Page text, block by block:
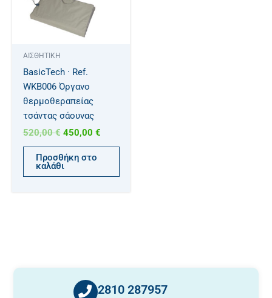
ΑΙΣΘΗΤΙΚΗ
BasicTech · Ref.
WKB006 Όργανο
θερμοθεραπείας
τσάντας σάουνας
520,00€ 450,00 €
Προσθήκη στο
καλάθι
2810 287957